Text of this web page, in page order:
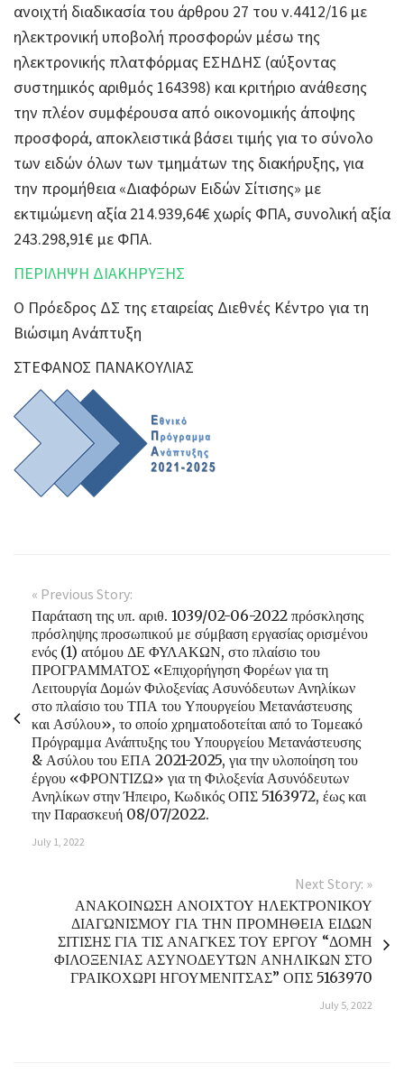
ανοιχτή διαδικασία του άρθρου 27 του ν.4412/16 με
ηλεκτρονική υποβολή προσφορών μέσω της
ηλεκτρονικής πλατφόρμας ΕΣΗΔΗΣ (αύξοντας
συστημικός αριθμός 164398) και κριτήριο ανάθεσης
την πλέον συμφέρουσα από οικονομικής άποψης
προσφορά, αποκλειστικά βάσει τιμής για το σύνολο
των ειδών όλων των τμημάτων της διακήρυξης, για
την προμήθεια «Διαφόρων Ειδών Σίτισης» με
εκτιμώμενη αξία 214.939,64€ χωρίς ΦΠΑ, συνολική αξία
243.298,91€ με ΦΠΑ.
ΠΕΡΙΛΗΨΗ ΔΙΑΚΗΡΥΞΗΣ
Ο Πρόεδρος ΔΣ της εταιρείας Διεθνές Κέντρο για τη
Βιώσιμη Ανάπτυξη
ΣΤΕΦΑΝΟΣ ΠΑΝΑΚΟΥΛΙΑΣ
« Previous Story:
Παράταση της υπ. αριθ. 1039/02-06-2022 πρόσκλησης
πρόσληψης προσωπικού με σύμβαση εργασίας ορισμένου
ενός (1) ατόμου ΔΕ ΦΥΛΑΚΩΝ, στο πλαίσιο του
ΠΡΟΓΡΑΜΜΑΤΟΣ «Επιχορήγηση Φορέων για τη
Λειτουργία Δομών Φιλοξενίας Ασυνόδευτων Ανηλίκων
στο πλαίσιο του ΤΠΑ του Υπουργείου Μετανάστευσης
και Ασύλου», το οποίο χρηματοδοτείται από το Τομεακό
Πρόγραμμα Ανάπτυξης του Υπουργείου Μετανάστευσης
& Ασύλου του ΕΠΑ 2021-2025, για την υλοποίηση του
έργου «ΦΡΟΝΤΙΖΩ» για τη Φιλοξενία Ασυνόδευτων
Ανηλίκων στην Ήπειρο, Κωδικός ΟΠΣ 5163972, έως και
την Παρασκευή 08/07/2022.
July 1, 2022
Next Story: »
ΑΝΑΚΟΙΝΩΣΗ ΑΝΟΙΧΤΟΥ ΗΛΕΚΤΡΟΝΙΚΟΥ
ΔΙΑΓΩΝΙΣΜΟΥ ΓΙΑ ΤΗΝ ΠΡΟΜΗΘΕΙΑ ΕΙΔΩΝ
ΣΙΤΙΣΗΣ ΓΙΑ ΤΙΣ ΑΝΑΓΚΕΣ ΤΟΥ ΕΡΓΟΥ “ΔΟΜΗ
ΦΙΛΟΞΕΝΙΑΣ ΑΣΥΝΟΔΕΥΤΩΝ ΑΝΗΛΙΚΩΝ ΣΤΟ
ΓΡΑΙΚΟΧΩΡΙ ΗΓΟΥΜΕΝΙΤΣΑΣ” ΟΠΣ 5163970
July 5, 2022